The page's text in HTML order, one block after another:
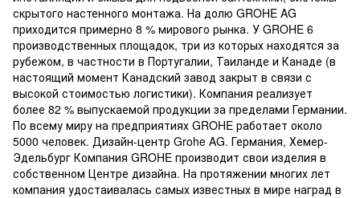
скрытого настенного монтажа. На долю GROHE AG
приходится примерно 8 % мирового рынка. У GROHE 6
производственных площадок, три из которых находятся за
рубежом, в частности в Португалии, Таиланде и Канаде (в
настоящий момент Канадский завод закрыт в связи с
высокой стоимостью логистики). Компания реализует
более 82 % выпускаемой продукции за пределами Германии.
По всему миру на предприятиях GROHE работает около
5000 человек. Дизайн-центр Grohe AG. Германия, Хемер-
Эдельбург Компания GROHE производит свои изделия в
собственном Центре дизайна. На протяжении многих лет
компания удостаивалась самых известных в мире наград в